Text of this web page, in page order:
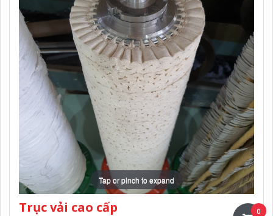
Tap or pinch to expand
Trục vải cao cấp 0